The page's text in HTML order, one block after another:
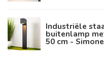
Industriële
buitenlamp
50 cm - Simone